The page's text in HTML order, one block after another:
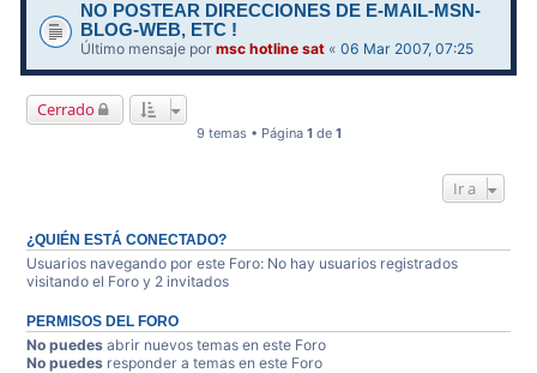
NO POSTEAR DIRECCIONES DE E-MAIL-MSN-
BLOG-WEB, ETC !
Último mensaje pormsc hotline sat «06 Mar 2007, 07:25
Cerrado
9 temas • Página 1 de 1
Ir a
¿QUIÉN ESTÁ CONECTADO?
Usuarios navegando por este Foro: No hay usuarios registrados
visitando el Foro y 2 invitados
PERMISOS DEL FORO
No puedes abrir nuevos temas en este Foro
No puedes responder a temas en este Foro